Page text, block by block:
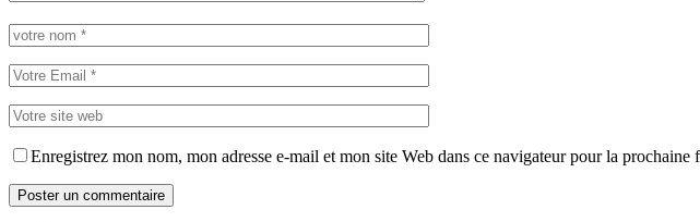
Enregistrez mon nom, mon adresse e-mail et mon site Web dans ce navigateur pour la prochaine